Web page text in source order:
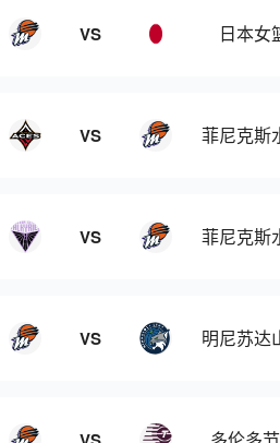
VS 日本女
VS 菲尼克斯
VS 菲尼克斯
VS 明尼苏达